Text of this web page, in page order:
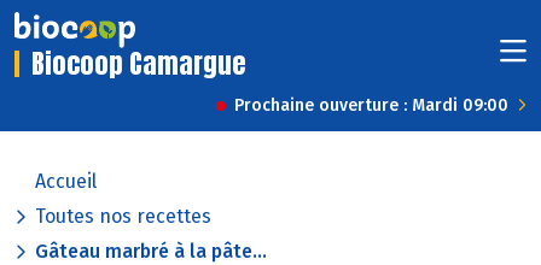
Biocoop Camargue
Prochaine ouverture : Mardi 09:00
Accueil
Toutes nos recettes
Gâteau marbré à la pâte...